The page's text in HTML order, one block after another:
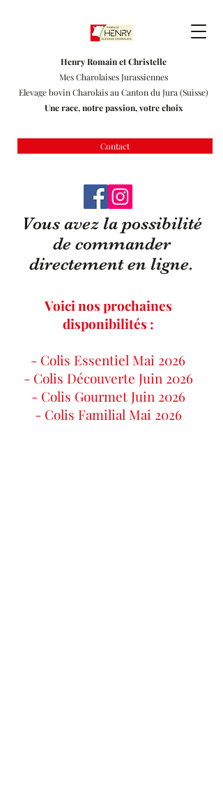
Henry Romain et Christelle
Mes Charolaises Jurassiennes
Elevage bovin Charolais au Canton du Jura (Suisse)
Une race, notre passion, votre choix
Contact
Vous avez la possibilité
de commander
directement en ligne.
Voici nos prochaines
disponibilités :
- Colis Essentiel Mai 2026
- Colis Découverte Juin 2026
- Colis Gourmet Juin 2026
- Colis Familial Mai 2026